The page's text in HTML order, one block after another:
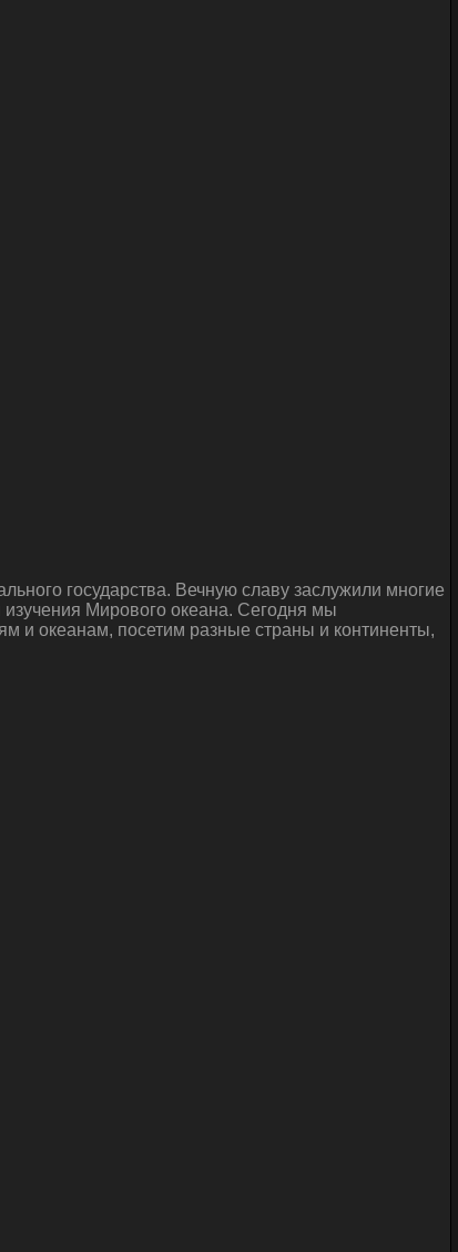
государства. Вечную славу заслужили многие
Мирового океана. Сегодня мы
и океанам, посетим разные страны и континенты,